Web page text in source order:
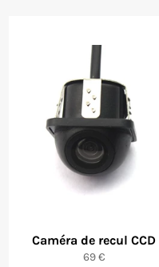
Caméra de recul CCD
Prix
69 €